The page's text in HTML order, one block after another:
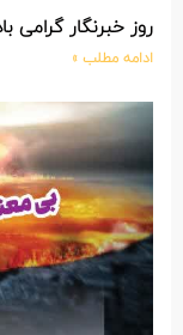
روز خبرنگار گرامی باد
ادامه مطلب »